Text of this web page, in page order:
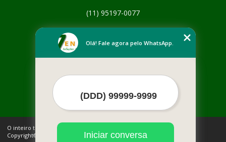
(11) 95197-0077
Empresa
Contato
Mais Serviços
O inteiro teor deste site está sujeito à proteção de direitos autorais.
Copyright© SEVEN RESIDUOS (Lei 9610 de 19/02/1998)
Olá! Fale agora pelo WhatsApp.
Iniciar conversa